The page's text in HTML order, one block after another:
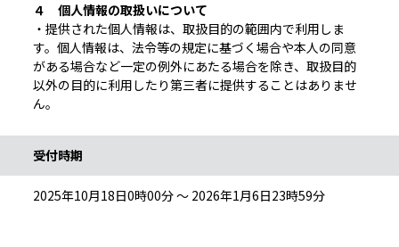
４ 個人情報の取扱いについて
・提供された個人情報は、取扱目的の範囲内で利用しま
す。個人情報は、法令等の規定に基づく場合や本人の同意
がある場合など一定の例外にあたる場合を除き、取扱目的
以外の目的に利用したり第三者に提供することはありませ
ん。
受付時期
2025年10月18日0時00分 ～ 2026年1月6日23時59分